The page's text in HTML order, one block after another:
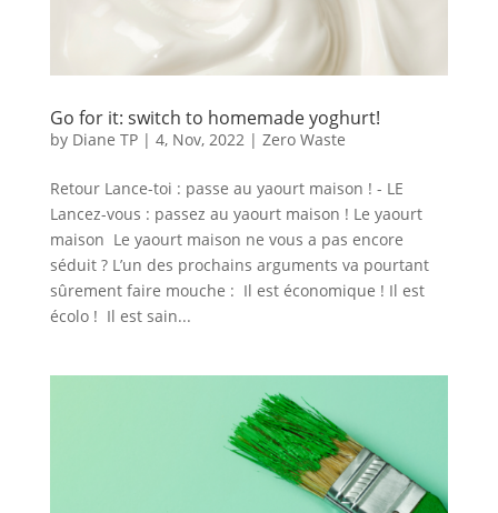
Go for it: switch to homemade yoghurt!
by Diane TP| 4, Nov, 2022| Zero Waste
Retour Lance-toi : passe au yaourt maison ! - LE
Lancez-vous : passez au yaourt maison ! Le yaourt
maison Le yaourt maison ne vous a pas encore
séduit ? L’un des prochains arguments va pourtant
sûrement faire mouche : Il est économique ! Il est
écolo ! Il est sain...